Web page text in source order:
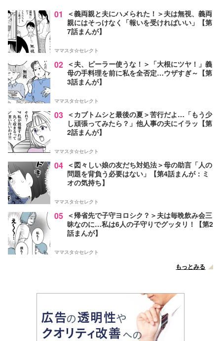
01
＜義両親と夫にハメられた！＞夫は無視、義両
親にはそっけなく「報いを受ければいい」【第
7話まんが】
ママスタ☆セレクト
02 ＜夫、ピーラー使うな！＞「大根にツヤ！」義
母の手料理を前に私を全否定…ウザすぎ～【第
3話まんが】
ママスタ☆セレクト
03 ＜カブトムシと最後の夏＞苦行だよ…「もう少
し頑張ってみたら？」他人事の夫にイラッ【第
2話まんが】
ママスタ☆セレクト
04 ＜図々しい娘の友だち対処法＞母の助言「人の
問題を背負う必要はない」【第4話まんが：ミ
オの気持ち】
ママスタ☆セレクト
05 ＜帰省先で子守ヨロシク？＞夫は毎晩飲み会三
昧なのに…私は6人の子守りでグッタリ！【第2
話まんが】
ママスタ☆セレクト
もっとみる